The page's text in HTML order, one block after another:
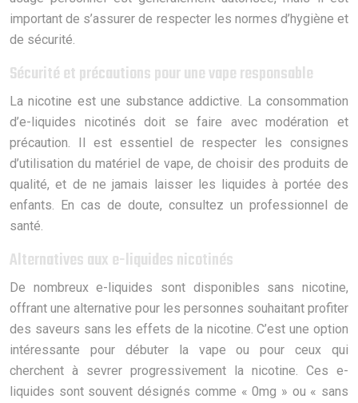
important de s’assurer de respecter les normes d’hygiène et
de sécurité.
Sécurité et précautions pour une vape responsable
La nicotine est une substance addictive. La consommation
d’e-liquides nicotinés doit se faire avec modération et
précaution. Il est essentiel de respecter les consignes
d’utilisation du matériel de vape, de choisir des produits de
qualité, et de ne jamais laisser les liquides à portée des
enfants. En cas de doute, consultez un professionnel de
santé.
Alternatives aux e-liquides nicotinés
De nombreux e-liquides sont disponibles sans nicotine,
offrant une alternative pour les personnes souhaitant profiter
des saveurs sans les effets de la nicotine. C’est une option
intéressante pour débuter la vape ou pour ceux qui
cherchent à sevrer progressivement la nicotine. Ces e-
liquides sont souvent désignés comme « 0mg » ou « sans